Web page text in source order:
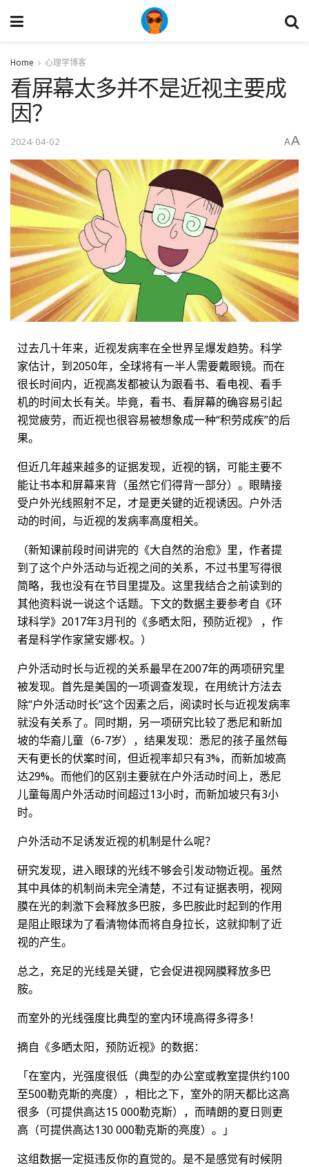
Home 心理学博客
看屏幕太多并不是近视主要成
因？
2024-04-02 AA
过去几十年来，近视发病率在全世界呈爆发趋势。科学
家估计，到2050年，全球将有一半人需要戴眼镜。而在
很长时间内，近视高发都被认为跟看书、看电视、看手
机的时间太长有关。毕竟，看书、看屏幕的确容易引起
视觉疲劳，而近视也很容易被想象成一种“积劳成疾”的后
果。
但近几年越来越多的证据发现，近视的锅，可能主要不
能让书本和屏幕来背（虽然它们得背一部分）。眼睛接
受户外光线照射不足，才是更关键的近视诱因。户外活
动的时间，与近视的发病率高度相关。
（新知课前段时间讲完的《大自然的治愈》里，作者提
到了这个户外活动与近视之间的关系，不过书里写得很
简略，我也没有在节目里提及。这里我结合之前读到的
其他资料说一说这个话题。下文的数据主要参考自《环
球科学》2017年3月刊的《多晒太阳，预防近视》 ，作
者是科学作家黛安娜·权。）
户外活动时长与近视的关系最早在2007年的两项研究里
被发现。首先是美国的一项调查发现，在用统计方法去
除“户外活动时长”这个因素之后，阅读时长与近视发病率
就没有关系了。同时期，另一项研究比较了悉尼和新加
坡的华裔儿童（6-7岁），结果发现：悉尼的孩子虽然每
天有更长的伏案时间，但近视率却只有3%，而新加坡高
达29%。而他们的区别主要就在户外活动时间上，悉尼
儿童每周户外活动时间超过13小时，而新加坡只有3小
时。
户外活动不足诱发近视的机制是什么呢？
研究发现，进入眼球的光线不够会引发动物近视。虽然
其中具体的机制尚未完全清楚，不过有证据表明，视网
膜在光的刺激下会释放多巴胺，多巴胺此时起到的作用
是阻止眼球为了看清物体而将自身拉长，这就抑制了近
视的产生。
总之，充足的光线是关键，它会促进视网膜释放多巴
胺。
而室外的光线强度比典型的室内环境高得多得多！
摘自《多晒太阳，预防近视》的数据：
「在室内，光强度很低（典型的办公室或教室提供约100
至500勒克斯的亮度），相比之下，室外的阴天都比这高
很多（可提供高达15 000勒克斯），而晴朗的夏日则更
高（可提供高达130 000勒克斯的亮度）。」
这组数据一定挺违反你的直觉的。是不是感觉有时候阴